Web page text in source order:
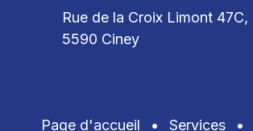
Rue de la Croix Limont 47C,
5590 Ciney
Page d'accueil • Services •